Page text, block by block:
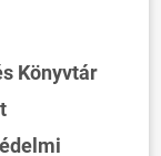
Könyvtár